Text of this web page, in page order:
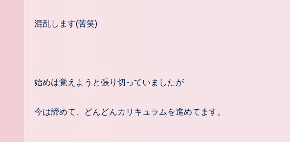
混乱します(苦笑)
始めは覚えようと張り切っていましたが
今は諦めて、どんどんカリキュラムを進めてます。